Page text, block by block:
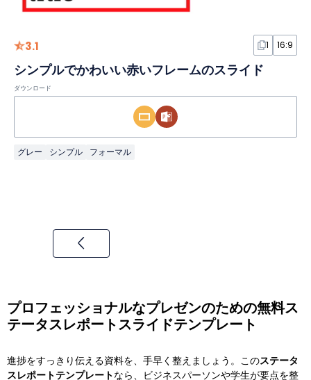
3.1 1 16:9
シンプルでかわいい赤いフレームのスライド
ダウンロード
グレー シンプル フォーマル
プロフェッショナルなプレゼンのための無料ス
テータスレポートスライドテンプレート
進捗をすっきり伝える資料を、手早く整えましょう。このステータ
スレポートテンプレートなら、ビジネスパーソンや学生が要点を整